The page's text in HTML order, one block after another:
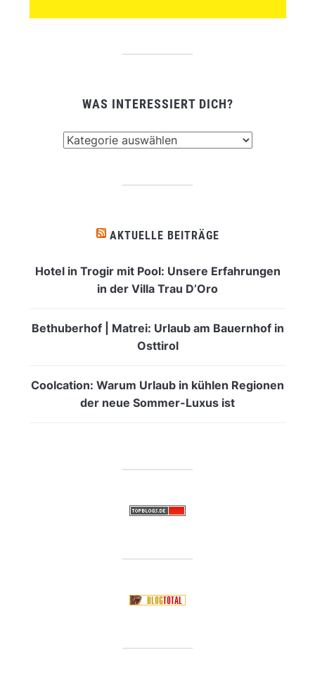
WAS INTERESSIERT DICH?
AKTUELLE BEITRÄGE
Hotel in Trogir mit Pool: Unsere Erfahrungen
in der Villa Trau D’Oro
Bethuberhof | Matrei: Urlaub am Bauernhof in
Osttirol
Coolcation: Warum Urlaub in kühlen Regionen
der neue Sommer-Luxus ist